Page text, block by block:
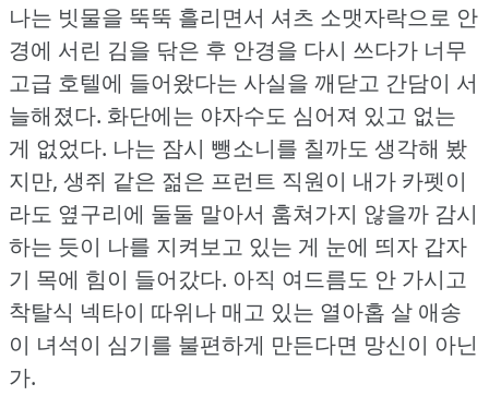
나는 빗물을 뚝뚝 흘리면서 셔츠 소맷자락으로 안
경에 서린 김을 닦은 후 안경을 다시 쓰다가 너무
고급 호텔에 들어왔다는 사실을 깨닫고 간담이 서
늘해졌다. 화단에는 야자수도 심어져 있고 없는
게 없었다. 나는 잠시 뺑소니를 칠까도 생각해 봤
지만, 생쥐 같은 젊은 프런트 직원이 내가 카펫이
라도 옆구리에 둘둘 말아서 훔쳐가지 않을까 감시
하는 듯이 나를 지켜보고 있는 게 눈에 띄자 갑자
기 목에 힘이 들어갔다. 아직 여드름도 안 가시고
착탈식 넥타이 따위나 매고 있는 열아홉 살 애송
이 녀석이 심기를 불편하게 만든다면 망신이 아닌
가.